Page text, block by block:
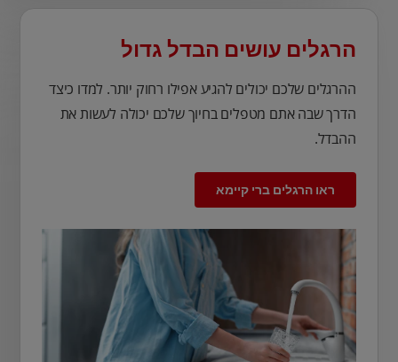
הרגלים עושים הבדל גדול
ההרגלים שלכם יכולים להגיע אפילו רחוק יותר. למדו כיצד
הדרך שבה אתם מטפלים בחיוך שלכם יכולה לעשות את
ההבדל.
ראו הרגלים ברי קיימא